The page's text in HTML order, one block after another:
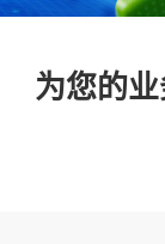
为您的